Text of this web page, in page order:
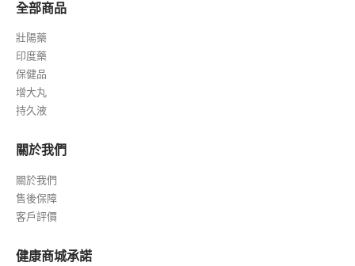
全部商品
壯陽藥
印度藥
保健品
增大丸
持久液
關於我們
關於我們
售後保障
客戶評價
健康商城承諾